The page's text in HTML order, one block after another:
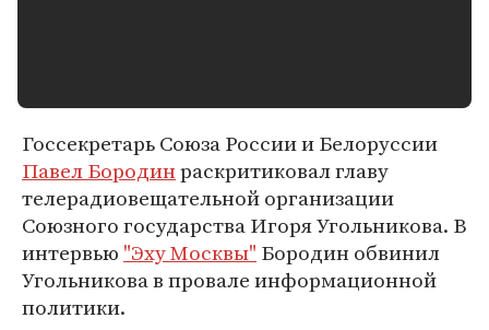
Госсекретарь Союза России и Белоруссии
Павел Бородинраскритиковал главу
телерадиовещательной организации
Союзного государства Игоря Угольникова. В
интервью "Эху Москвы" Бородин обвинил
Угольникова в провале информационной
политики.